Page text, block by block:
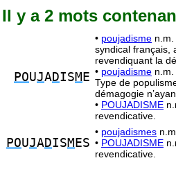
Il y a 2 mots
POUJADISM E
• poujadisme
syndical français,
revendiquant la
• poujadisme
Type de
démagogie
• POUJADISME
revendicative.
POUJADISM ES
• poujadismes
• POUJADISME
revendicative.